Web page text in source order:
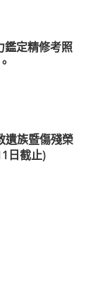
鑑定精修考照
遺族暨傷殘榮
日截止)